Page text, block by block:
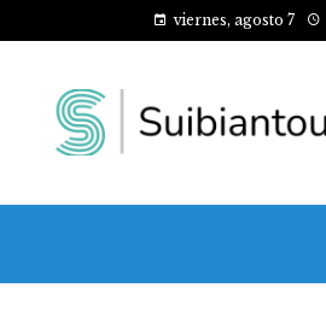
viernes, agosto 7